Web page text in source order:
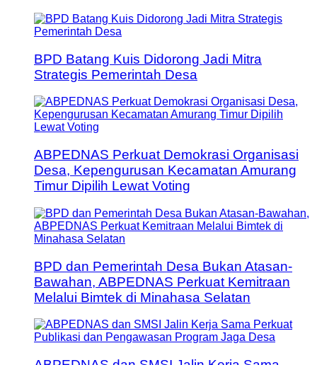
BPD Batang Kuis Didorong Jadi Mitra
Strategis Pemerintah Desa
ABPEDNAS Perkuat Demokrasi Organisasi
Desa, Kepengurusan Kecamatan Amurang
Timur Dipilih Lewat Voting
BPD dan Pemerintah Desa Bukan Atasan-
Bawahan, ABPEDNAS Perkuat Kemitraan
Melalui Bimtek di Minahasa Selatan